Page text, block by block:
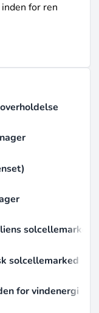
for ren
solcellemarked
solcellemarked
for vindenergi